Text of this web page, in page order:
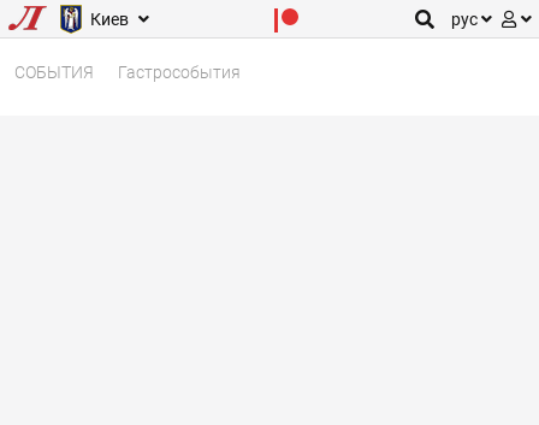
Киев рус
СОБЫТИЯ Гастрособытия